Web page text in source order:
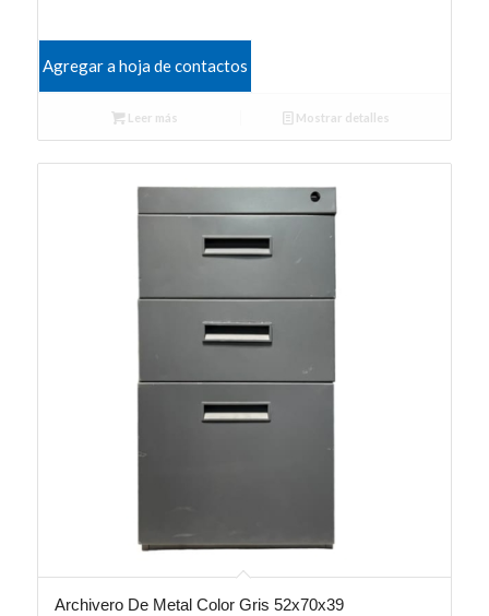
Agregar a hoja de contactos
Leer más Mostrar detalles
Archivero De Metal Color Gris 52x70x39